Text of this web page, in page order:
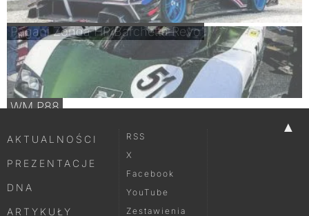
Pagani Zonda HP Barchetta Revo
WM P88
▲
AKTUALNOŚCI
PREZENTACJE
DNA
ARTYKUŁY
RSS
X
Facebook
YouTube
Zestawienia